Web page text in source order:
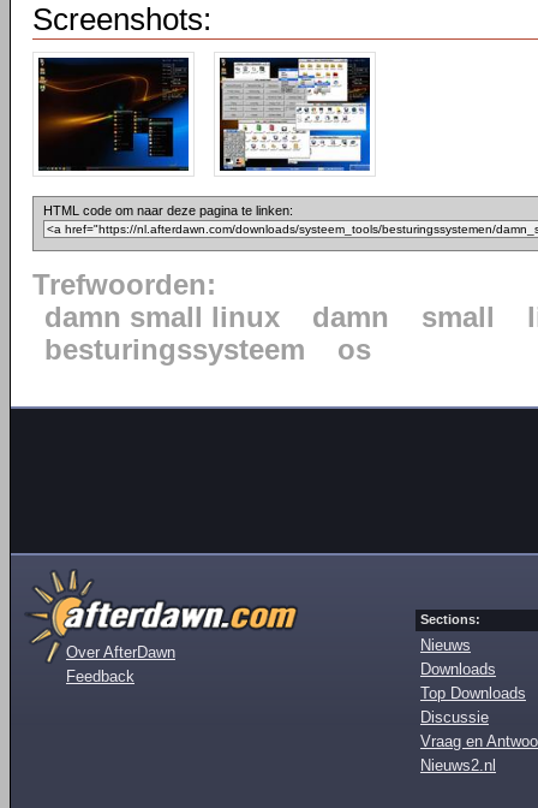
Screenshots:
HTML code om naar deze pagina te linken:
Trefwoorden:
damn small linux
damn small
besturingssysteem
os
Over AfterDawn
Feedback
Sections:
Nieuws
Downloads
Top Downloads
Discussie
Vraag en
Nieuws2.nl